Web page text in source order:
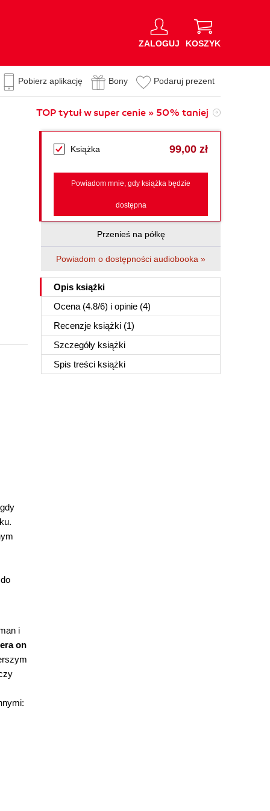
ZALOGUJ KOSZYK
Pobierz aplikację Bony Podaruj prezent
TOP tytuł w super cenie » 50% taniej
Książka 99,00 zł
Powiadom mnie, gdy książka będzie
dostępna
Przenieś na półkę
Powiadom o dostępności audiobooka »
Opis książki
Ocena (4.8/6) i opinie (4)
Recenzje książki (1)
Szczegóły książki
Spis treści książki
i
on